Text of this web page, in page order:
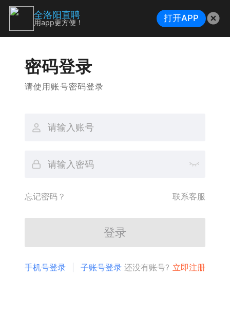
密码登录
请使用账号密码登录
忘记密码？ 联系客服
登录
手机号登录 子账号登录 还没有账号? 立即注册
全洛阳直聘
用app更方便！ 打开APP